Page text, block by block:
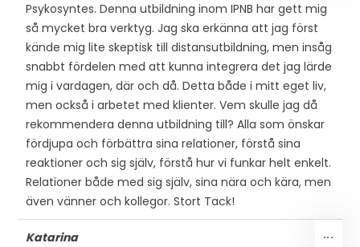
Psykosyntes. Denna utbildning inom IPNB har gett mig
så mycket bra verktyg. Jag ska erkänna att jag först
kände mig lite skeptisk till distansutbildning, men insåg
snabbt fördelen med att kunna integrera det jag lärde
mig i vardagen, där och då. Detta både i mitt eget liv,
men också i arbetet med klienter. Vem skulle jag då
rekommendera denna utbildning till? Alla som önskar
fördjupa och förbättra sina relationer, förstå sina
reaktioner och sig själv, förstå hur vi funkar helt enkelt.
Relationer både med sig själv, sina nära och kära, men
även vänner och kollegor. Stort Tack!
Katarina
...